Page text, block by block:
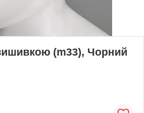
(m33), Чорний